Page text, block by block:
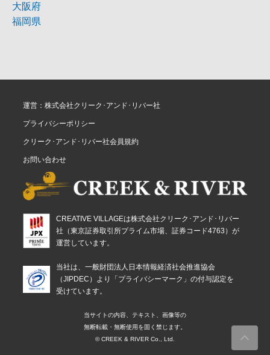
大阪府
福岡県
運営：株式会社クリーク･アンド･リバー社
プライバシーポリシー
クリーク･アンド･リバー社会員規約
お問い合わせ
CREATIVE VILLAGEは株式会社クリーク･アンド･リバー
社（東京証券取引所プライム市場、証券コード4763）が
運営しています。
当社は、一般財団法人日本情報経済社会推進協会
（JIPDEC）より「プライバシーマーク」の付与認定を
受けています。
当サイトの内容、テキスト、画像等の
無断転載・無断使用を固く禁じます。
© CREEK & RIVER Co., Ltd.